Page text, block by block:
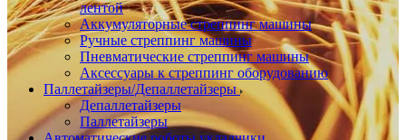
лентой
Аккумуляторные стреппинг машины
Ручные стреппинг машины
Пневматические стреппинг машины
Аксессуары к стреппинг оборудованию
Паллетайзеры/Депаллетайзеры
Депаллетайзеры
Паллетайзеры